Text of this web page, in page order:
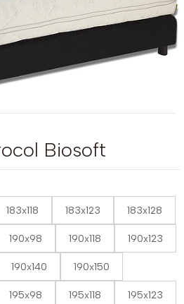
Biosoft
183x118 183x123 183x128
190x98 190x118 190x123
190x140 190x150
195x98 195x118 195x123